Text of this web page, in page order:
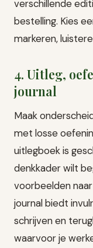
verschillende
bestelling. Kies
markeren,
4. Uitleg,
journal
Maak
met losse
uitlegboek is
denkkader wilt
voorbeelden
journal biedt
schrijven en
waarvoor je